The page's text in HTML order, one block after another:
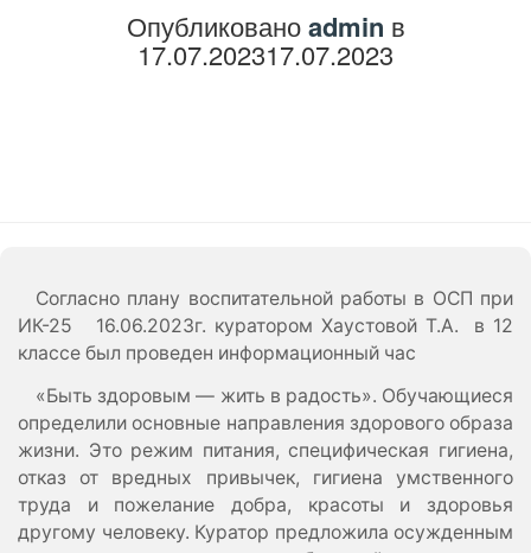
Опубликованоadmin в
17.07.202317.07.2023
Согласно плану воспитательной работы в ОСП при
ИК-25 16.06.2023г. куратором Хаустовой Т.А. в 12
классе был проведен информационный час
«Быть здоровым — жить в радость». Обучающиеся
определили основные направления здорового образа
жизни. Это режим питания, специфическая гигиена,
отказ от вредных привычек, гигиена умственного
труда и пожелание добра, красоты и здоровья
другому человеку. Куратор предложила осужденным